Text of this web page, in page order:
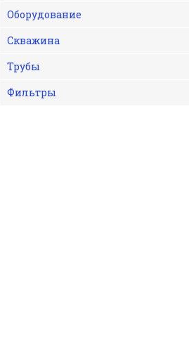
Оборудование
Скважина
Трубы
Фильтры